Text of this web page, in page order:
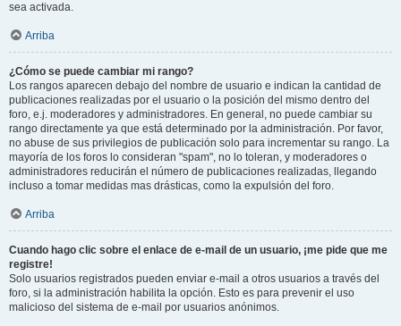
sea activada.
Arriba
¿Cómo se puede cambiar mi rango?
Los rangos aparecen debajo del nombre de usuario e indican la cantidad de
publicaciones realizadas por el usuario o la posición del mismo dentro del
foro, e.j. moderadores y administradores. En general, no puede cambiar su
rango directamente ya que está determinado por la administración. Por favor,
no abuse de sus privilegios de publicación solo para incrementar su rango. La
mayoría de los foros lo consideran "spam", no lo toleran, y moderadores o
administradores reducirán el número de publicaciones realizadas, llegando
incluso a tomar medidas mas drásticas, como la expulsión del foro.
Arriba
Cuando hago clic sobre el enlace de e-mail de un usuario, ¡me pide que me
registre!
Solo usuarios registrados pueden enviar e-mail a otros usuarios a través del
foro, si la administración habilita la opción. Esto es para prevenir el uso
malicioso del sistema de e-mail por usuarios anónimos.